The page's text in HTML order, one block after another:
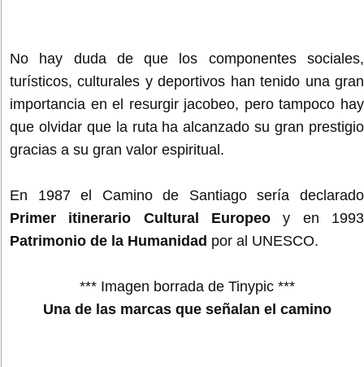
No hay duda de que los componentes sociales,
turísticos, culturales y deportivos han tenido una gran
importancia en el resurgir jacobeo, pero tampoco hay
que olvidar que la ruta ha alcanzado su gran prestigio
gracias a su gran valor espiritual.
En 1987 el Camino de Santiago sería declarado
Primer itinerario Cultural Europeo y en 1993
Patrimonio de la Humanidad por al UNESCO.
*** Imagen borrada de Tinypic ***
Una de las marcas que señalan el camino